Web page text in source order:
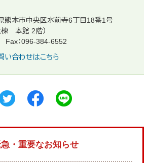
熊本市中央区水前寺6丁目18番1号
棟 本館 2階）
Fax：096-384-6552
い合わせはこちら
・重要なお知らせ